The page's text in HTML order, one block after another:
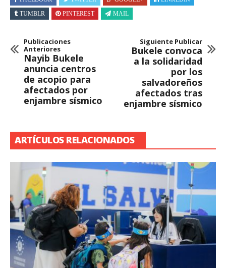
TUMBLR
PINTEREST MAIL
Publicaciones
Anteriores
Nayib Bukele
anuncia centros
de acopio para
afectados por
enjambre sísmico
Siguiente Publicar
Bukele convoca
a la solidaridad
por los
salvadoreños
afectados tras
enjambre sísmico
ARTÍCULOS RELACIONADOS